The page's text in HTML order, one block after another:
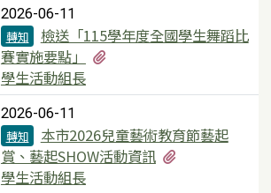
2026-06-11
轉知
檢送「115學年度全國學生舞蹈比
賽實施要點」
學生活動組長
2026-06-11
轉知
本市2026兒童藝術教育節藝起
賞、藝起SHOW活動資訊
學生活動組長